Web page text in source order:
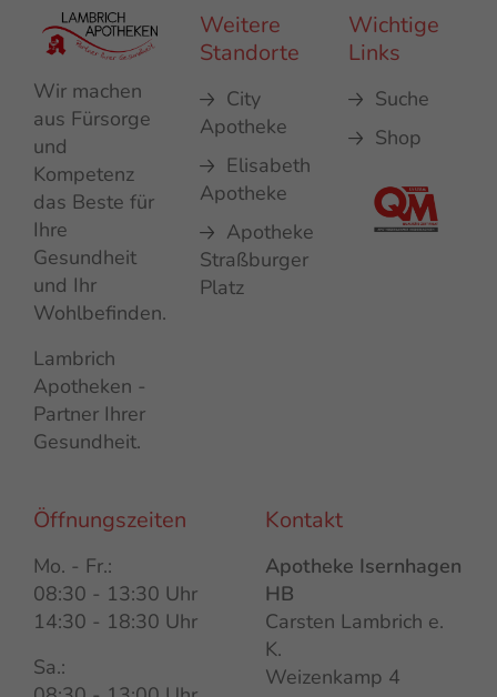
Wir machen
aus Fürsorge
und
Kompetenz
das Beste für
Ihre
Gesundheit
und Ihr
Wohlbefinden.
Lambrich
Apotheken -
Partner Ihrer
Gesundheit.
Weitere
Standorte
City
Apotheke
Elisabeth
Apotheke
Apotheke
Straßburger
Platz
Wichtige
Links
Suche
Shop
Öffnungszeiten
Mo. - Fr.:
08:30 - 13:30 Uhr
14:30 - 18:30 Uhr
Sa.:
Kontakt
Apotheke Isernhagen
HB
Carsten Lambrich e.
K.
Weizenkamp 4